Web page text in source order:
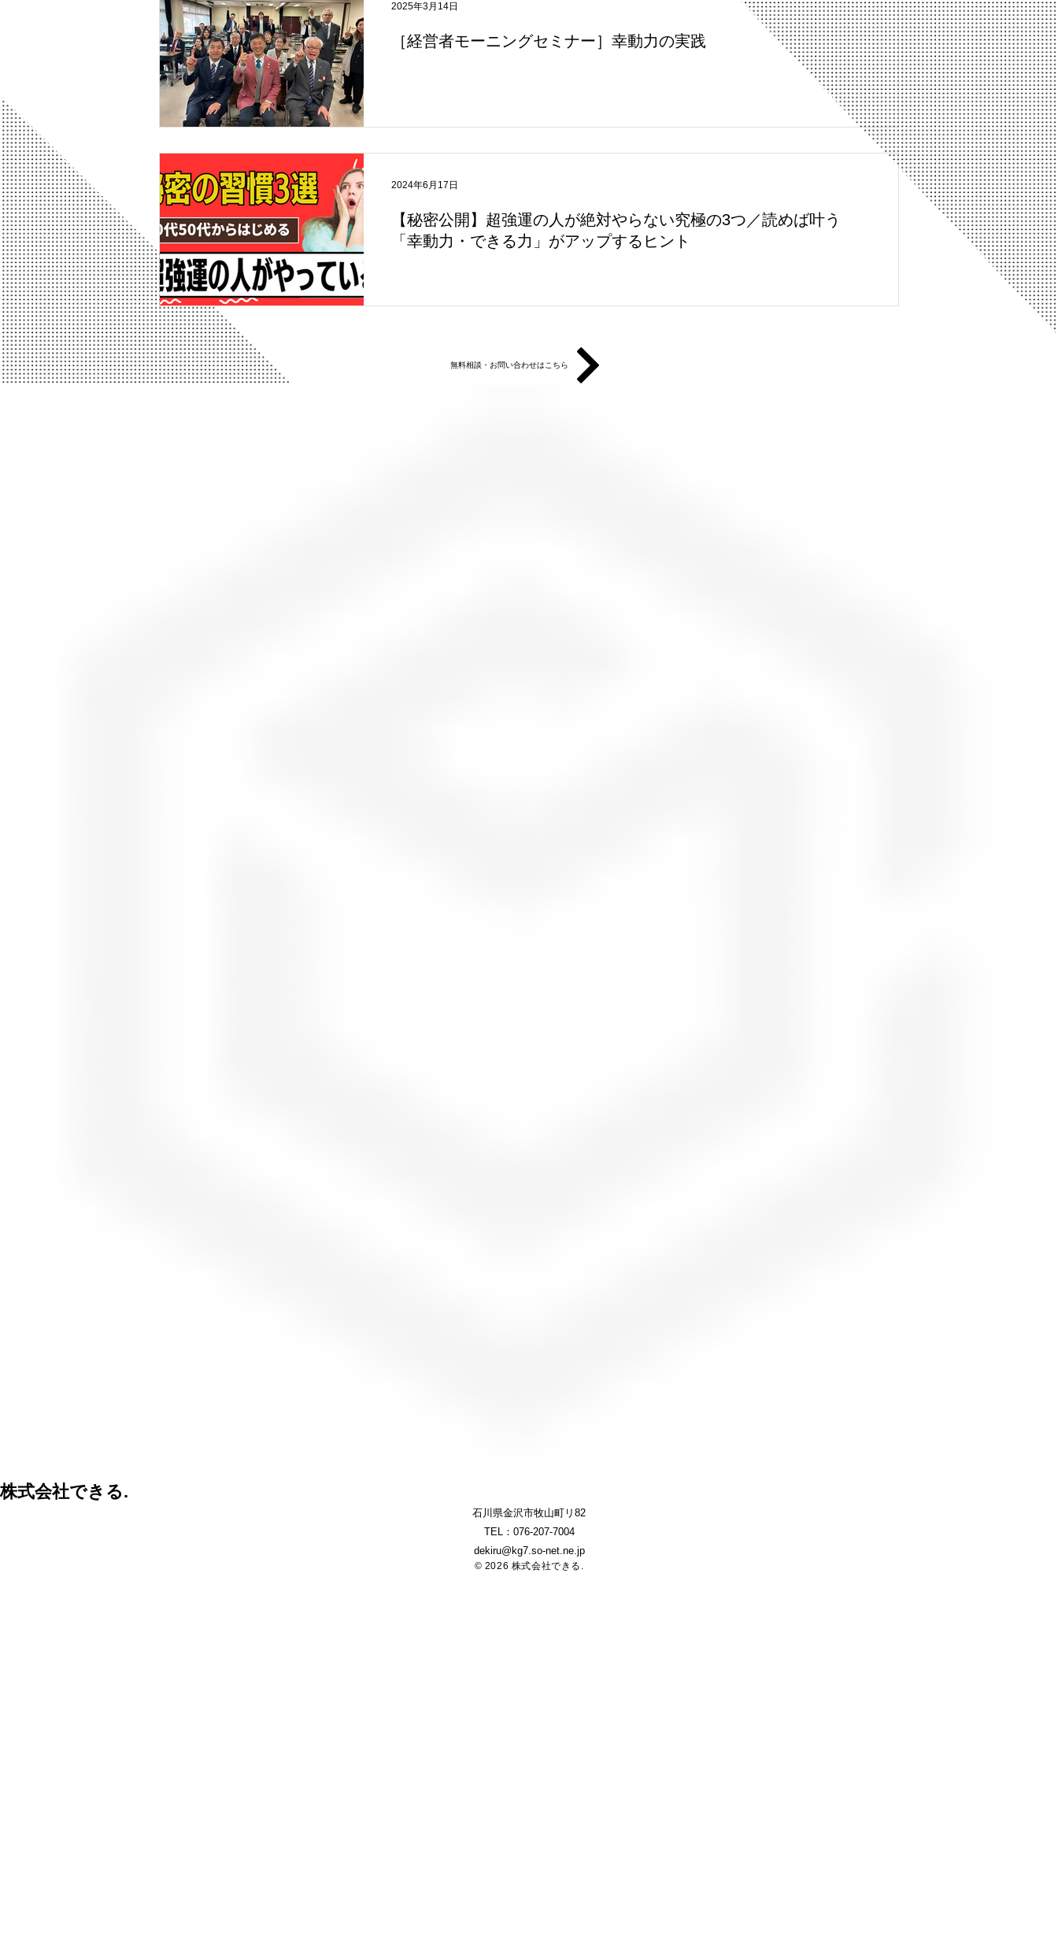
［経営者モーニングセミナー］幸動力の実践
2025年3月14日
【秘密公開】超強運の人が絶対やらない究極の3つ／読めば叶う
「幸動力・できる力」がアップするヒント
2024年6月17日
無料相談・お問い合わせはこちら
株式会社できる.
石川県金沢市牧山町リ82
TEL：076-207-7004
dekiru@kg7.so-net.ne.jp
© 2026 株式会社できる.